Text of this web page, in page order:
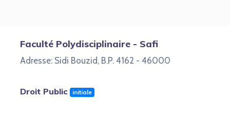
Faculté Polydisciplinaire - Safi
Adresse: Sidi Bouzid, B.P. 4162 - 46000
Droit Public initiale